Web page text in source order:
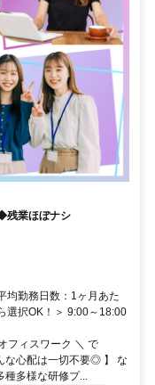
業ほぼナシ
均勤務日数：1ヶ月あた
選択OK！＞ 9:00～18:00
フィスワーク ＼ で
な心配は一切不要◎ 】 な
種多様な研修プ...